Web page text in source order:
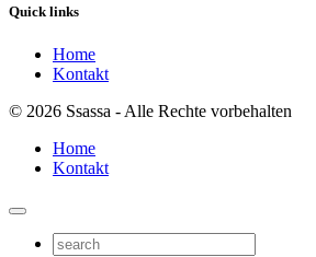
Quick links
Home
Kontakt
© 2026 Ssassa - Alle Rechte vorbehalten
Home
Kontakt